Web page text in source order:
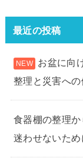
最近の投稿
お盆に向
整理と災害への
食器棚の整理
迷わせないため